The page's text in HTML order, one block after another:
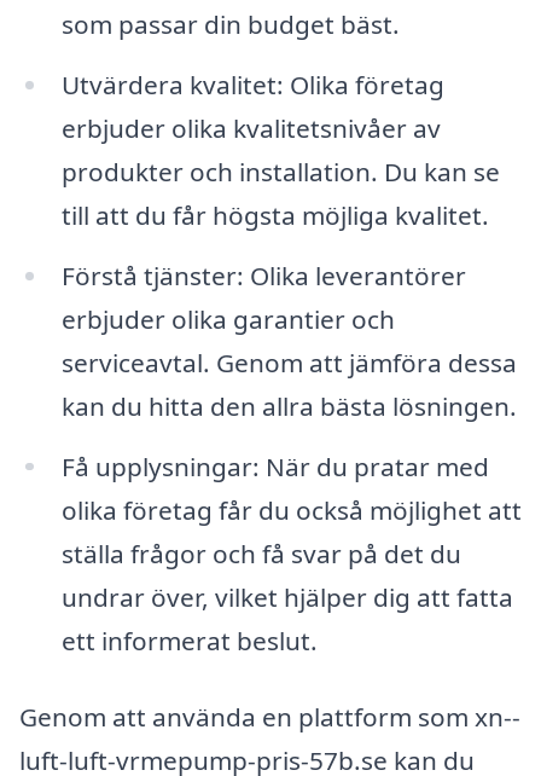
som passar din budget bäst.
Utvärdera kvalitet: Olika företag
erbjuder olika kvalitetsnivåer av
produkter och installation. Du kan se
till att du får högsta möjliga kvalitet.
Förstå tjänster: Olika leverantörer
erbjuder olika garantier och
serviceavtal. Genom att jämföra dessa
kan du hitta den allra bästa lösningen.
Få upplysningar: När du pratar med
olika företag får du också möjlighet att
ställa frågor och få svar på det du
undrar över, vilket hjälper dig att fatta
ett informerat beslut.
Genom att använda en plattform som xn--
luft-luft-vrmepump-pris-57b.se kan du